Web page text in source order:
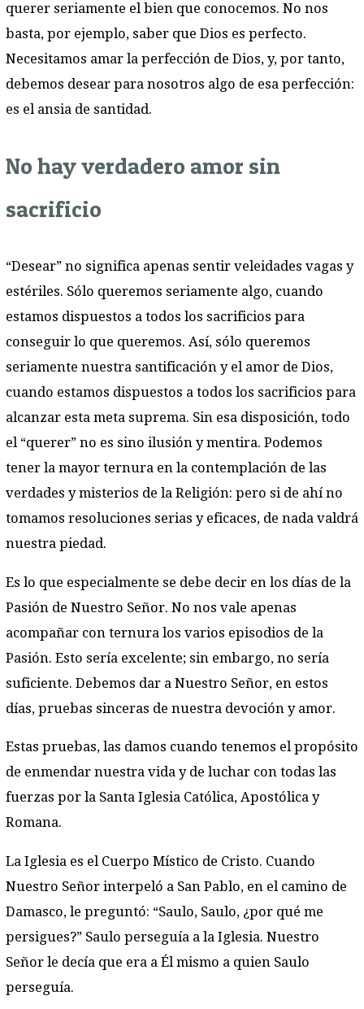
querer seriamente el bien que conocemos. No nos
basta, por ejemplo, saber que Dios es perfecto.
Necesitamos amar la perfección de Dios, y, por tanto,
debemos desear para nosotros algo de esa perfección:
es el ansia de santidad.
No hay verdadero amor sin
sacrificio
“Desear” no significa apenas sentir veleidades vagas y
estériles. Sólo queremos seriamente algo, cuando
estamos dispuestos a todos los sacrificios para
conseguir lo que queremos. Así, sólo queremos
seriamente nuestra santificación y el amor de Dios,
cuando estamos dispuestos a todos los sacrificios para
alcanzar esta meta suprema. Sin esa disposición, todo
el “querer” no es sino ilusión y mentira. Podemos
tener la mayor ternura en la contemplación de las
verdades y misterios de la Religión: pero si de ahí no
tomamos resoluciones serias y eficaces, de nada valdrá
nuestra piedad.
Es lo que especialmente se debe decir en los días de la
Pasión de Nuestro Señor. No nos vale apenas
acompañar con ternura los varios episodios de la
Pasión. Esto sería excelente; sin embargo, no sería
suficiente. Debemos dar a Nuestro Señor, en estos
días, pruebas sinceras de nuestra devoción y amor.
Estas pruebas, las damos cuando tenemos el propósito
de enmendar nuestra vida y de luchar con todas las
fuerzas por la Santa Iglesia Católica, Apostólica y
Romana.
La Iglesia es el Cuerpo Místico de Cristo. Cuando
Nuestro Señor interpeló a San Pablo, en el camino de
Damasco, le preguntó: “Saulo, Saulo, ¿por qué me
persigues?” Saulo perseguía a la Iglesia. Nuestro
Señor le decía que era a Él mismo a quien Saulo
perseguía.